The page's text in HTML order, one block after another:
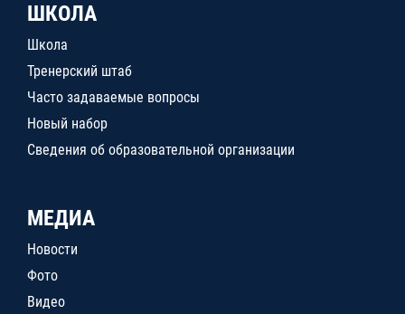
ШКОЛА
Школа
Тренерский штаб
Часто задаваемые вопросы
Новый набор
Сведения об образовательной организации
МЕДИА
Новости
Фото
Видео